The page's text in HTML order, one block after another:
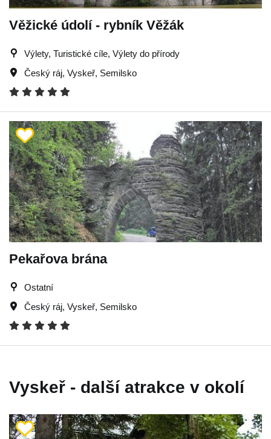
Věžické údolí - rybník Věžák
Výlety, Turistické cíle, Výlety do přírody
Český ráj, Vyskeř, Semilsko
Pekařova brána
Ostatní
Český ráj, Vyskeř, Semilsko
Vyskeř - další atrakce v okolí